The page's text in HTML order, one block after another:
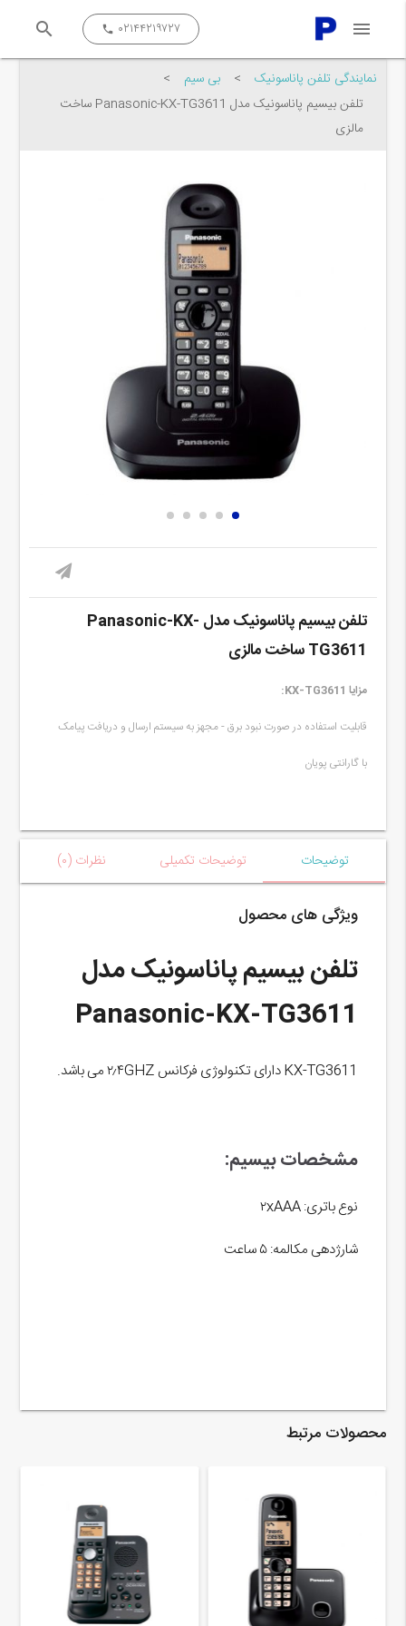
جستجو کن...
close menu ۰۲۱۴۴۲۱۹۷۲۷ call
search
نمایندگی تلفن پاناسونیک > بی سیم
>
تلفن بیسیم پاناسونیک مدل Panasonic-KX-TG3611 ساخت
مالزی
تلفن بیسیم پاناسونیک مدل Panasonic-KX-
TG3611 ساخت مالزی
مزایا KX-TG3611:
قابلیت استفاده در صورت نبود برق - مجهز به سیستم ارسال و دریافت پیامک
با گارانتی پویان
توضیحات توضیحات تکمیلی نظرات (۰)
ویژگی های محصول
تلفن بیسیم پاناسونیک مدل
Panasonic-KX-TG3611
KX-TG3611 دارای تکنولوژی فرکانس ۲٫۴GHZ می باشد.
مشخصات بیسیم:
نوع باتری: ۲xAAA
شارژدهی مکالمه: ۵ ساعت
محصولات مرتبط